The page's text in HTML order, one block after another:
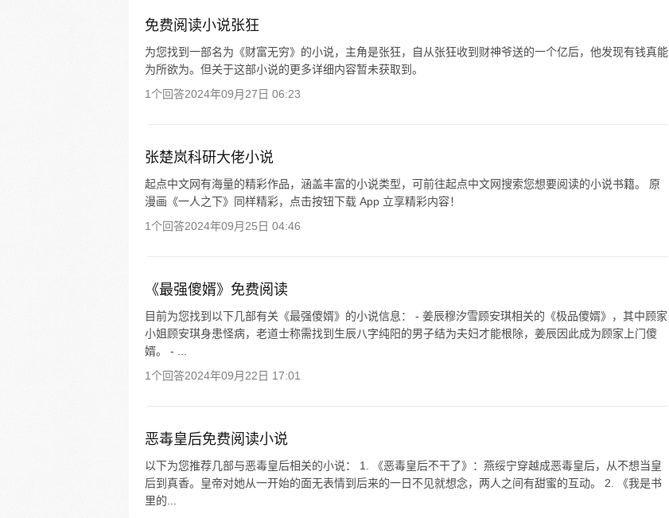
免费阅读小说张狂
为您找到一部名为《财富无穷》的小说，主角是张狂，自从张狂收到财神爷送的一个亿后，他发现有钱真能
为所欲为。但关于这部小说的更多详细内容暂未获取到。
1个回答2024年09月27日 06:23
张楚岚科研大佬小说
起点中文网有海量的精彩作品，涵盖丰富的小说类型，可前往起点中文网搜索您想要阅读的小说书籍。 原
漫画《一人之下》同样精彩，点击按钮下载 App 立享精彩内容！
1个回答2024年09月25日 04:46
《最强傻婿》免费阅读
目前为您找到以下几部有关《最强傻婿》的小说信息： - 姜辰穆汐雪顾安琪相关的《极品傻婿》，其中顾家
小姐顾安琪身患怪病，老道士称需找到生辰八字纯阳的男子结为夫妇才能根除，姜辰因此成为顾家上门傻
婿。 - ...
1个回答2024年09月22日 17:01
恶毒皇后免费阅读小说
以下为您推荐几部与恶毒皇后相关的小说： 1. 《恶毒皇后不干了》：燕绥宁穿越成恶毒皇后，从不想当皇
后到真香。皇帝对她从一开始的面无表情到后来的一日不见就想念，两人之间有甜蜜的互动。 2. 《我是书
里的...